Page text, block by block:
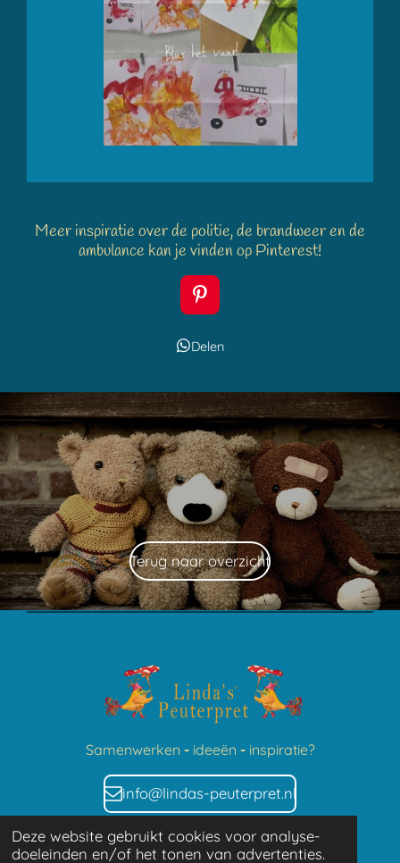
Deze website gebruikt cookies voor analyse-
doeleinden en/of het tonen van advertenties.
Meer inspiratie over de politie, de brandweer en de
ambulance kan je vinden op Pinterest!
P
i
t
r
e
s
t
Delen
Terug naar overzicht
Samenwerken - ideeën -inspiratie?
info@lindas-peuterpret.nl
P
L